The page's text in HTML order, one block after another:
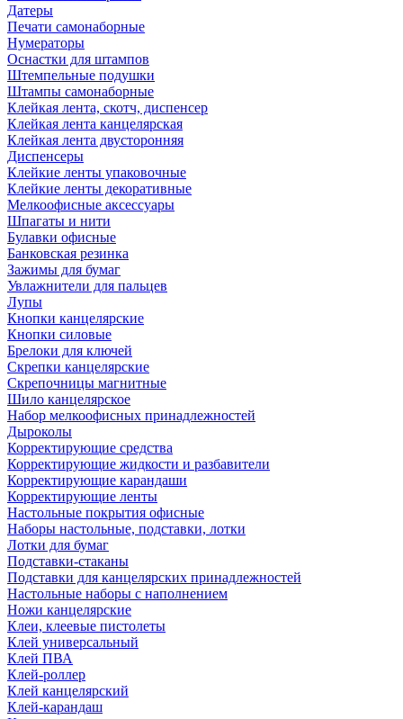
Датеры
Печати самонаборные
Нумераторы
Оснастки для штампов
Штемпельные подушки
Штампы самонаборные
Клейкая лента, скотч, диспенсер
Клейкая лента канцелярская
Клейкая лента двусторонняя
Диспенсеры
Клейкие ленты упаковочные
Клейкие ленты декоративные
Мелкоофисные аксессуары
Шпагаты и нити
Булавки офисные
Банковская резинка
Зажимы для бумаг
Увлажнители для пальцев
Лупы
Кнопки канцелярские
Кнопки силовые
Брелоки для ключей
Скрепки канцелярские
Скрепочницы магнитные
Шило канцелярское
Набор мелкоофисных принадлежностей
Дыроколы
Корректирующие средства
Корректирующие жидкости и разбавители
Корректирующие карандаши
Корректирующие ленты
Настольные покрытия офисные
Наборы настольные, подставки, лотки
Лотки для бумаг
Подставки-стаканы
Подставки для канцелярских принадлежностей
Настольные наборы с наполнением
Ножи канцелярские
Клеи, клеевые пистолеты
Клей универсальный
Клей ПВА
Клей-роллер
Клей канцелярский
Клей-карандаш